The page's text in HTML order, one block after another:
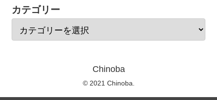
カテゴリー
Chinoba
© 2021 Chinoba.